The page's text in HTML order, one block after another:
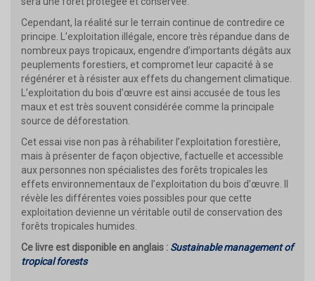
Cependant, la réalité sur le terrain continue de contredire ce
principe. L’exploitation illégale, encore très répandue dans de
nombreux pays tropicaux, engendre d’importants dégâts aux
peuplements forestiers, et compromet leur capacité à se
régénérer et à résister aux effets du changement climatique.
L’exploitation du bois d’œuvre est ainsi accusée de tous les
maux et est très souvent considérée comme la principale
source de déforestation.
Cet essai vise non pas à réhabiliter l’exploitation forestière,
mais à présenter de façon objective, factuelle et accessible
aux personnes non spécialistes des forêts tropicales les
effets environnementaux de l’exploitation du bois d’œuvre. Il
révèle les différentes voies possibles pour que cette
exploitation devienne un véritable outil de conservation des
forêts tropicales humides.
Ce livre est disponible en anglais : Sustainable management of
tropical forests